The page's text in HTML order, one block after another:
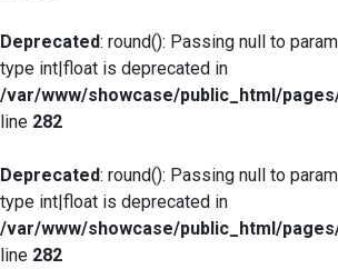
Deprecated: round(): Passing null to
type int|float is deprecated in
/var/www/showcase/public_html/
line 282
Deprecated: round(): Passing null to
type int|float is deprecated in
/var/www/showcase/public_html/
line 282